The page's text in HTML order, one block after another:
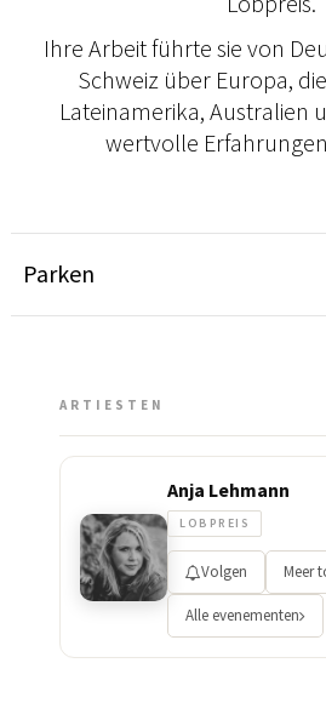
Ihre Arbeit führte sie von
Schweiz über Europa,
Lateinamerika, Australien
wertvolle
Parken
ARTIESTEN
Anja Lehmann
LOBPREIS
Volgen Meer
Alle evenementen